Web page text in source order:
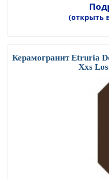
(открыть
Керамогранит Etruria
Xxs